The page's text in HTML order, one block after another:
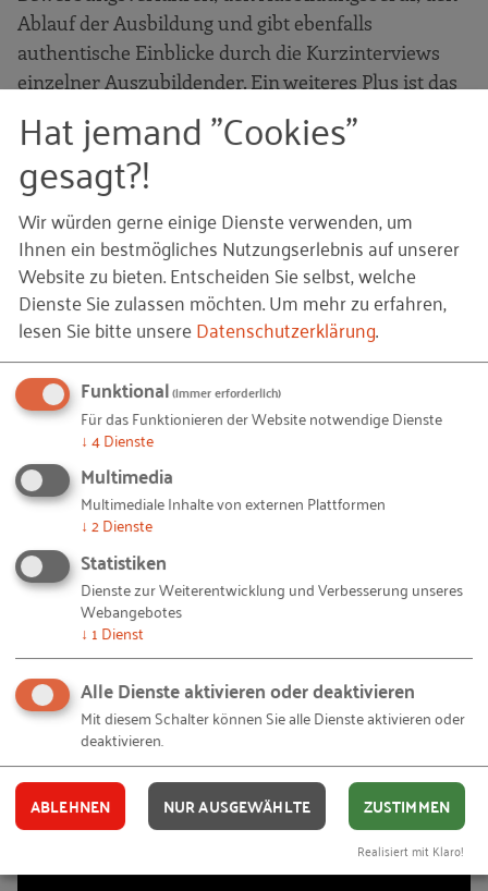
Ablauf der Ausbildung und gibt ebenfalls
authentische Einblicke durch die Kurzinterviews
einzelner Auszubildender. Ein weiteres Plus ist das
Content kommen Unternehmen auf der Suche nach
Auszubildenden den Erwartungen junger
Menschen und vor allem der Generation Z
entgegen.
Und was gilt es sonst noch zu sagen?
Wir haben mit Ausbildungsleiterin Cornelia Collet
und einem ihrer Auszubildenden über das
Ausbildungsmarketing gesprochen. Es ist
interessant, die Website mal aus Sicht des Azubis
vorgestellt zu bekommen. Doch sehen Sie selbst ...
Hat jemand "Cookies"
gesagt?!
Wir würden gerne einige Dienste verwenden, um
Ihnen ein bestmögliches Nutzungserlebnis auf unserer
Website zu bieten. Entscheiden Sie selbst, welche
Dienste Sie zulassen möchten.Um mehr zu erfahren,
lesen Sie bitte unsereDatenschutzerklärung.
Funktional(immer erforderlich)
Für das Funktionieren der Website notwendige Dienste
↓ 4Dienste
Multimedia
Multimediale Inhalte von externen Plattformen
↓ 2Dienste
Statistiken
Dienste zur Weiterentwicklung und Verbesserung unseres
Webangebotes
↓ 1 Dienst
Alle Dienste aktivieren oder deaktivieren
Mit diesem Schalter können Sie alle Dienste aktivieren oder
deaktivieren.
ABLEHNEN NUR AUSGEWÄHLTE ZUSTIMMEN
Realisiert mit Klaro!